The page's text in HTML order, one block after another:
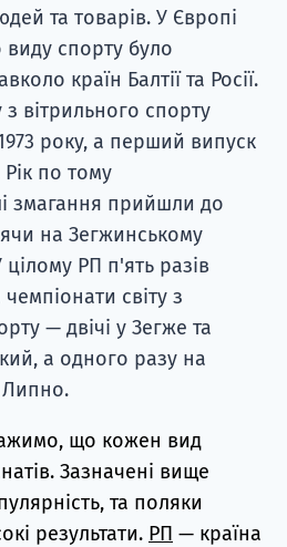
та товарів. У Європі
спорту було
країн Балтії та Росії.
з вітрильного спорту
року, а перший випуск
по тому
змагання прийшли до
на Зегжинському
РП п'ять разів
світу з
— двічі у Зегже та
а одного разу на
Липно.
що кожен вид
Зазначені вище
та поляки
результати. РП — країна